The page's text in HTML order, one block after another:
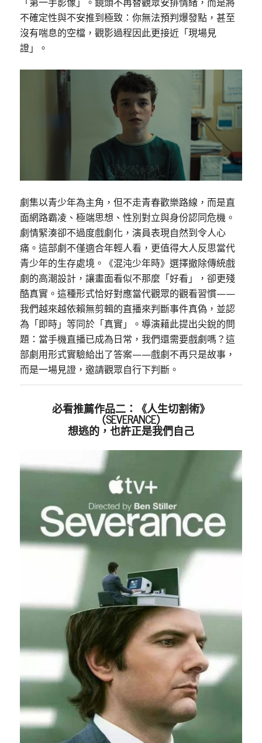
不確定性與不安推到極致：你無法預判爆發點，甚至
沒有喘息的空檔，觀影過程因此更接近「現場見
證」。
劇集以青少年為主角，但不走青春歡樂路線，而是直
面網路霸凌、極端思想、性別對立與身份認同危機。
劇情緊湊卻不過度戲劇化，演員表現自然到令人心
痛。這部劇不僅適合年輕人看，更值得大人反思當代
青少年的生存處境。《混沌少年時》選擇撤除傳統戲
劇的高潮設計，讓畫面看似不那麼「好看」，卻更殘
酷真實。這種形式恰好對應當代觀眾的觀看習慣——
我們越來越依賴無剪輯的直播來判斷事件真偽，並認
為「即時」等同於「真實」。導演藉此提出尖銳的問
題：當手機直播已成為日常，我們還需要戲劇嗎？這
部劇用形式實驗給出了答案——戲劇不再只是故事，
而是一場見證，邀請觀眾自行下判斷。
必看推薦作品二：《人生切割術》
（SEVERANCE）
想逃的，也許正是我們自己